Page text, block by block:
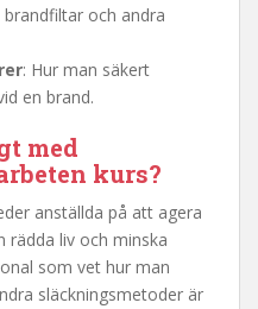
och andra
: Hur man säkert
en brand.
med
kurs?
anställda på att agera
rädda liv och minska
som vet hur man
släckningsmetoder är